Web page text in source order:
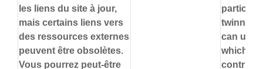
les liens du site à jour,
mais certains liens vers
des ressources externes
peuvent être obsolètes.
Vous pourrez peut-être
twinning
can use
which